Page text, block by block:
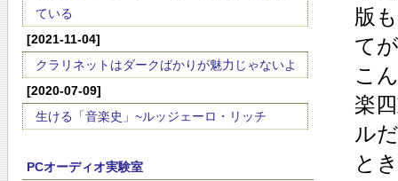
ている
[2021-11-04]
クラリネットはダークばかりが魅力じゃないよ
[2020-07-09]
生ける「音楽史」~ルッジェーロ・リッチ
PCオーディオ実験室
版
て
こ
楽
ル
と